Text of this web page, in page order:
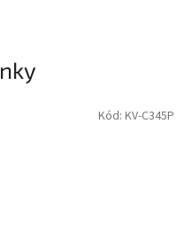
Kód: KV-C345P